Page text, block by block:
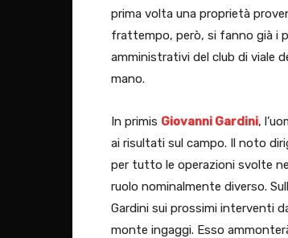
prima volta una proprietà
frattempo, però, si fanno già i
amministrativi del club di viale
mano.
In primis Giovanni Gardini,
ai risultati sul campo. Il noto
per tutto le operazioni svolte
ruolo nominalmente diverso.
Gardini sui prossimi interventi
monte ingaggi. Esso